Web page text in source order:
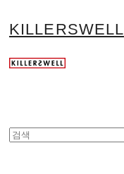
KILLERSWELL